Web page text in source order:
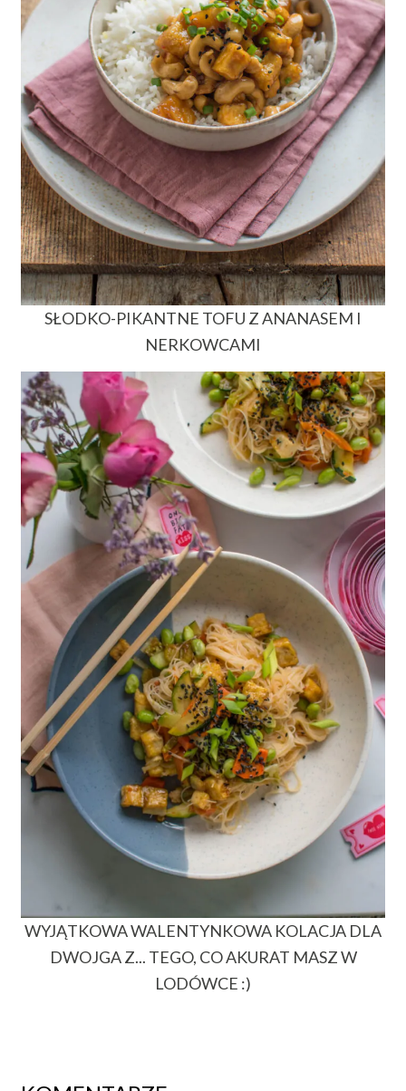
SŁODKO-PIKANTNE TOFU Z ANANASEM I
NERKOWCAMI
WYJĄTKOWA WALENTYNKOWA KOLACJA DLA
DWOJGA Z... TEGO, CO AKURAT MASZ W
LODÓWCE :)